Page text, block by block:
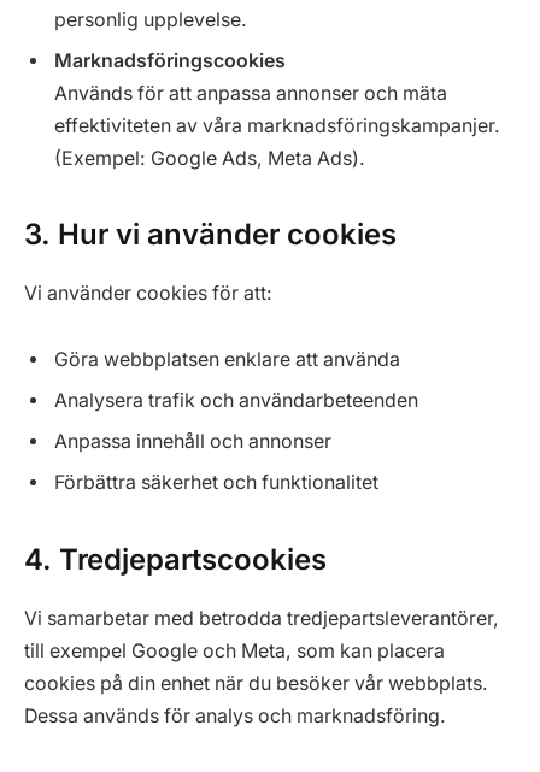
personlig upplevelse.
Marknadsföringscookies
Används för att anpassa annonser och mäta
effektiviteten av våra marknadsföringskampanjer.
(Exempel: Google Ads, Meta Ads).
3. Hur vi använder cookies
Vi använder cookies för att:
Göra webbplatsen enklare att använda
Analysera trafik och användarbeteenden
Anpassa innehåll och annonser
Förbättra säkerhet och funktionalitet
4. Tredjepartscookies
Vi samarbetar med betrodda tredjepartsleverantörer,
till exempel Google och Meta, som kan placera
cookies på din enhet när du besöker vår webbplats.
Dessa används för analys och marknadsföring.